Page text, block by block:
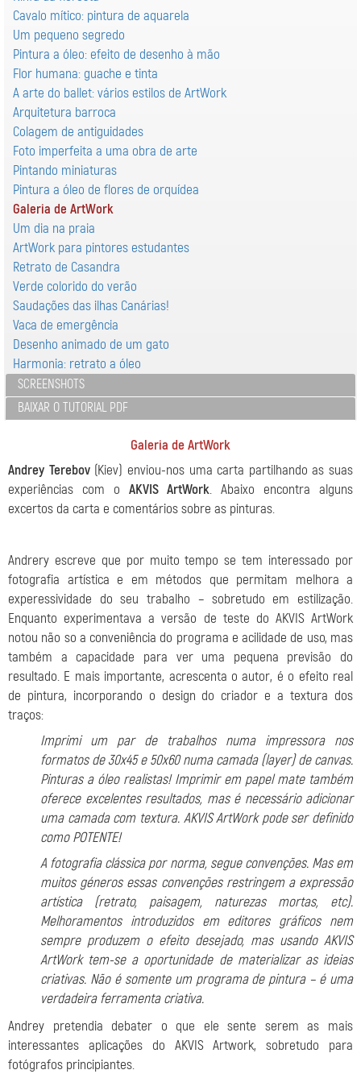
Cavalo mítico: pintura de aquarela
Um pequeno segredo
Pintura a óleo: efeito de desenho à mão
Flor humana: guache e tinta
A arte do ballet: vários estilos de ArtWork
Arquitetura barroca
Colagem de antiguidades
Foto imperfeita a uma obra de arte
Pintando miniaturas
Pintura a óleo de flores de orquídea
Galeria de ArtWork
Um dia na praia
ArtWork para pintores estudantes
Retrato de Casandra
Verde colorido do verão
Saudações das ilhas Canárias!
Vaca de emergência
Desenho animado de um gato
Harmonia: retrato a óleo
SCREENSHOTS
BAIXAR O TUTORIAL PDF
Galeria de ArtWork
Andrey Terebov(Kiev) enviou-nos uma carta partilhando as suas
experiências com o AKVIS ArtWork. Abaixo encontra alguns
excertos da carta e comentários sobre as pinturas.
Andrery escreve que por muito tempo se tem interessado por
fotografia artística e em métodos que permitam melhora a
experessividade do seu trabalho – sobretudo em estilização.
Enquanto experimentava a versão de teste do AKVIS ArtWork
notou não so a conveniência do programa e acilidade de uso, mas
também a capacidade para ver uma pequena previsão do
resultado. E mais importante, acrescenta o autor, é o efeito real
de pintura, incorporando o design do criador e a textura dos
traços:
Imprimi um par de trabalhos numa impressora nos
formatos de 30x45 e 50x60 numa camada (layer) de canvas.
Pinturas a óleo realistas! Imprimir em papel mate também
oferece excelentes resultados, mas é necessário adicionar
uma camada com textura. AKVIS ArtWork pode ser definido
como POTENTE!
A fotografia clássica por norma, segue convenções. Mas em
muitos géneros essas convenções restringem a expressão
artística (retrato, paisagem, naturezas mortas, etc).
Melhoramentos introduzidos em editores gráficos nem
sempre produzem o efeito desejado, mas usando AKVIS
ArtWork tem-se a oportunidade de materializar as ideias
criativas. Não é somente um programa de pintura – é uma
verdadeira ferramenta criativa.
Andrey pretendia debater o que ele sente serem as mais
interessantes aplicações do AKVIS Artwork, sobretudo para
fotógrafos principiantes.